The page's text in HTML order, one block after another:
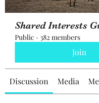
Shared Interests
Public · 382 members
Join
Discussion Media